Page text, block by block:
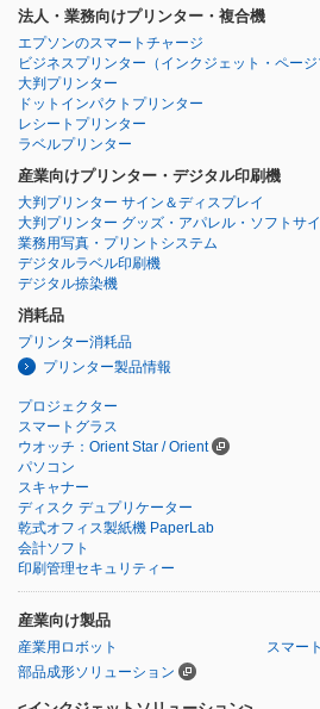
法人・業務向けプリンター・複合機
エプソンのスマートチャージ
ビジネスプリンター （インクジェット・ページ
大判プリンター
ドットインパクトプリンター
レシートプリンター
ラベルプリンター
産業向けプリンター・デジタル印刷機
大判プリンター サイン＆ディスプレイ
大判プリンター グッズ・アパレル・ソフトサ
業務用写真・プリントシステム
デジタルラベル印刷機
デジタル捺染機
消耗品
プリンター消耗品
プリンター製品情報
プロジェクター
スマートグラス
ウオッチ：Orient Star / Orient
パソコン
スキャナー
ディスク デュプリケーター
乾式オフィス製紙機 PaperLab
会計ソフト
印刷管理セキュリティー
産業向け製品
産業用ロボット
スマー
部品成形ソリューション